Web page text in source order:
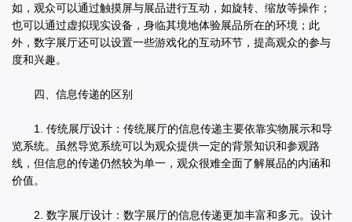
如，观众可以通过触摸屏与展品进行互动，如旋转、缩放等操作；
也可以通过虚拟现实设备，身临其境地体验展品所在的环境；此
外，数字展厅还可以设置一些游戏化的互动环节，提高观众的参与
度和兴趣。
四、信息传递的区别
1. 传统展厅设计：传统展厅的信息传递主要依靠实物展示和导
览系统。虽然导览系统可以为观众提供一定的背景知识和参观路
线，但信息的传递仍然较为单一，观众很难全面了解展品的内涵和
价值。
2. 数字展厅设计：数字展厅的信息传递更加丰富和多元。设计